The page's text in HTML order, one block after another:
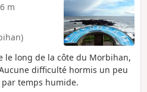
m
le long de la côte du Morbihan,
difficulté hormis un peu
temps humide.